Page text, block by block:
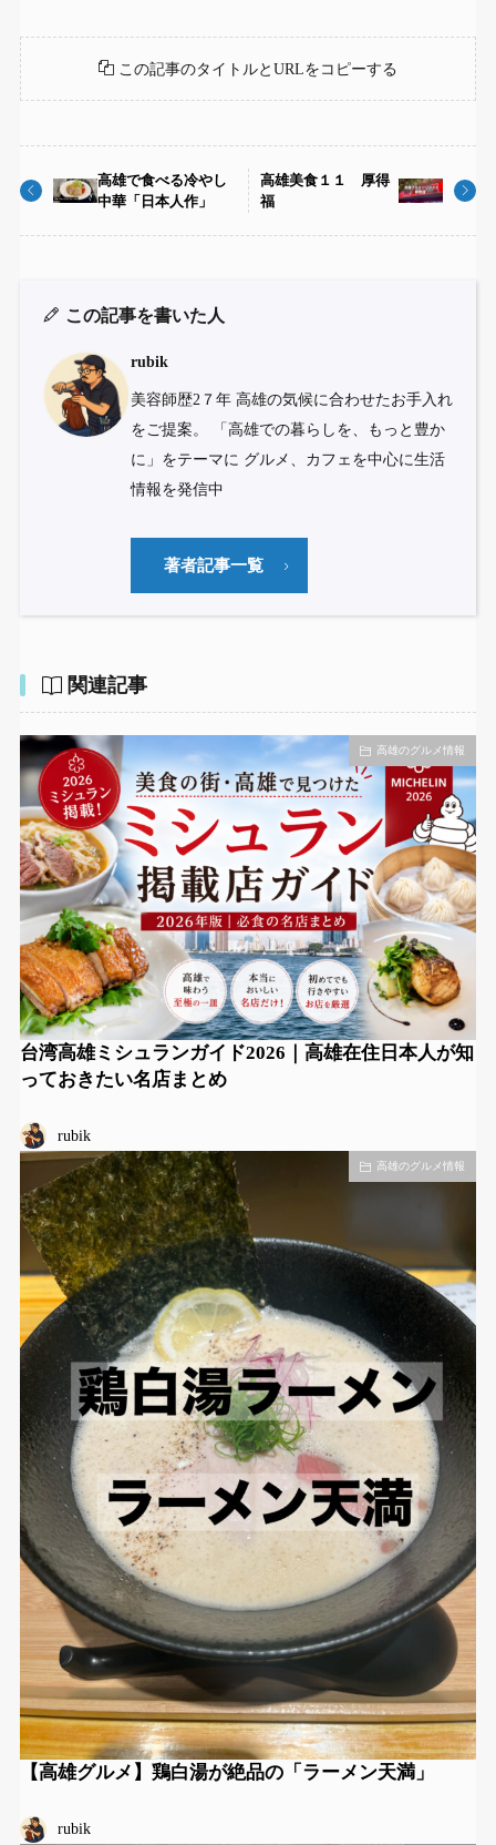
この記事のタイトルとURLをコピーする
高雄で食べる冷やし
中華「日本人作」
高雄美食１１ 厚得
福
この記事を書いた人
rubik
美容師歴2７年 高雄の気候に合わせたお手入れ
をご提案。 「高雄での暮らしを、もっと豊か
に」をテーマに グルメ、カフェを中心に生活
情報を発信中
著者記事一覧
関連記事
高雄のグルメ情報
台湾高雄ミシュランガイド2026｜高雄在住日本人が知
っておきたい名店まとめ
rubik
高雄のグルメ情報
【高雄グルメ】鶏白湯が絶品の「ラーメン天満」
rubik